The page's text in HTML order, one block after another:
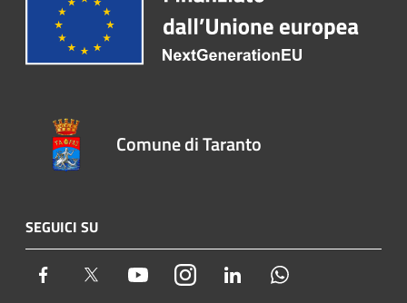
Comune di Taranto
SEGUICI SU
Facebook Twitter YoutubeInstagram LinkedIn